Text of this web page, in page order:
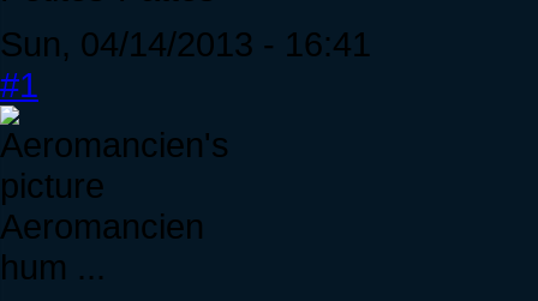
Sun, 04/14/2013 - 16:41
#1
Aeromancien
hum ...